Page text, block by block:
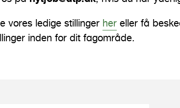
vores ledige stillinger her eller få
inden for dit fagområde.